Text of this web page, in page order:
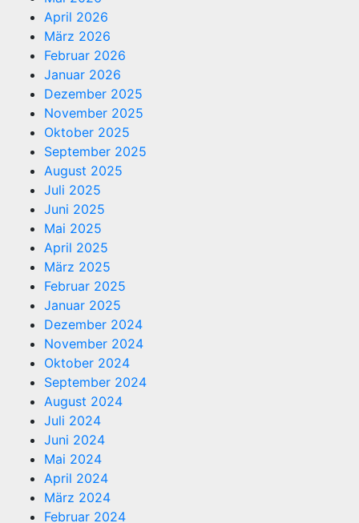
April 2026
März 2026
Februar 2026
Januar 2026
Dezember 2025
November 2025
Oktober 2025
September 2025
August 2025
Juli 2025
Juni 2025
Mai 2025
April 2025
März 2025
Februar 2025
Januar 2025
Dezember 2024
November 2024
Oktober 2024
September 2024
August 2024
Juli 2024
Juni 2024
Mai 2024
April 2024
März 2024
Februar 2024